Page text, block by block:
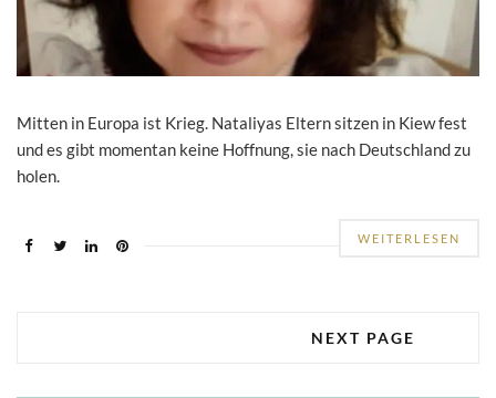
Mitten in Europa ist Krieg. Nataliyas Eltern sitzen in Kiew fest
und es gibt momentan keine Hoffnung, sie nach Deutschland zu
holen.
WEITERLESEN
NEXT PAGE